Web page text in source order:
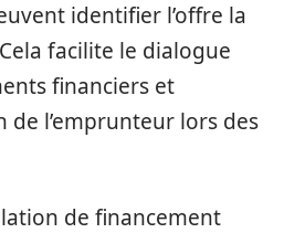
identifier l’offre la
facilite le dialogue
financiers et
l’emprunteur lors des
de financement